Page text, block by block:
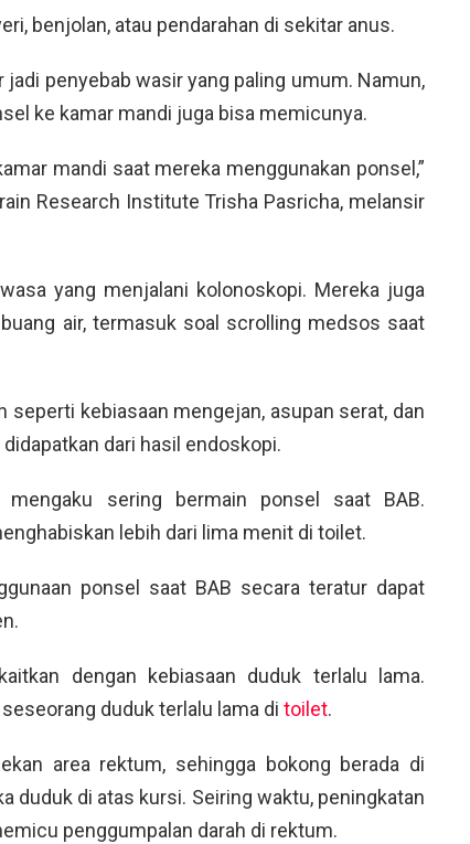
benjolan, atau pendarahan di sekitar anus.
penyebab wasir yang paling umum. Namun,
ke kamar mandi juga bisa memicunya.
mandi saat mereka menggunakan ponsel,”
Research Institute Trisha Pasricha, melansir
yang menjalani kolonoskopi. Mereka juga
air, termasuk soal scrolling medsos saat
kebiasaan mengejan, asupan serat, dan
dari hasil endoskopi.
sering bermain ponsel saat BAB.
lebih dari lima menit di toilet.
ponsel saat BAB secara teratur dapat
dengan kebiasaan duduk terlalu lama.
duduk terlalu lama di toilet.
area rektum, sehingga bokong berada di
duduk di atas kursi. Seiring waktu, peningkatan
penggumpalan darah di rektum.